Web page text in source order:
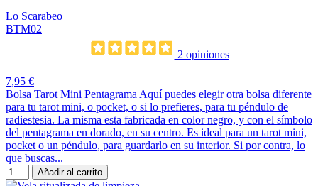
Lo Scarabeo
BTM02
2 opiniones
7,95 €
Bolsa Tarot Mini Pentagrama Aquí puedes elegir otra bolsa diferente
para tu tarot mini, o pocket, o si lo prefieres, para tu péndulo de
radiestesia. La misma esta fabricada en color negro, y con el símbolo
del pentagrama en dorado, en su centro. Es ideal para un tarot mini,
pocket o un péndulo, para guardarlo en su interior. Si por contra, lo
que buscas...
Añadir al carrito